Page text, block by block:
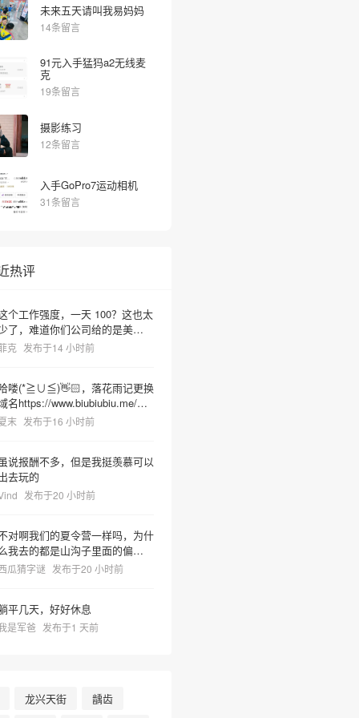
未来五天请叫我易妈妈
14条留言
91元入手猛犸a2无线麦
克
19条留言
摄影练习
12条留言
入手GoPro7运动相机
31条留言
热评
个工作强度，一天 100？这也太
了，难道你们公司给的是美元
？
克 发布于14 小时前
喽(*≧∪≦)👋🏻，落花雨记更换
名https://www.biubiubiu.me/，
烦更新下哦
末 发布于16 小时前
说报酬不多，但是我挺羡慕可以
去玩的
发布于20 小时前
对啊我们的夏令营一样吗，为什
我去的都是山沟子里面的偏僻之
但非常热很容易把人晒死然后又
瓜猜字谜 发布于20 小时前
平几天，好好休息
是军爸 发布于1 天前
龙兴天街 龋齿